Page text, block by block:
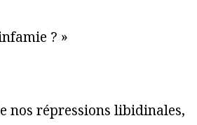
? »
nos répressions libidinales,